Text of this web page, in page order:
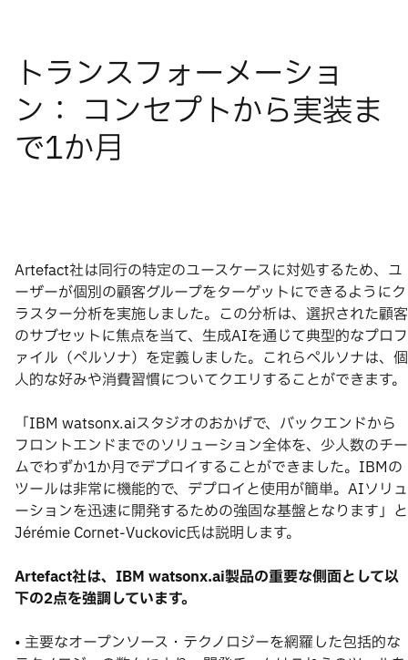
Artefact社は同行の特定のユースケースに対処するため、ユ
ーザーが個別の顧客グループをターゲットにできるようにク
ラスター分析を実施しました。この分析は、選択された顧客
のサブセットに焦点を当て、生成AIを通じて典型的なプロフ
ァイル（ペルソナ）を定義しました。これらペルソナは、個
人的な好みや消費習慣についてクエリすることができます。
「IBM watsonx.aiスタジオのおかげで、バックエンドから
フロントエンドまでのソリューション全体を、少人数のチー
ムでわずか1か月でデプロイすることができました。IBMの
ツールは非常に機能的で、デプロイと使用が簡単。AIソリュ
ーションを迅速に開発するための強固な基盤となります」と
Jérémie Cornet-Vuckovic氏は説明します。
Artefact社は、IBM watsonx.ai製品の重要な側面として以
下の2点を強調しています。
• 主要なオープンソース・テクノロジーを網羅した包括的な